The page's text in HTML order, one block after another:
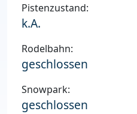
Pistenzustand:
k.A.
Rodelbahn:
geschlossen
Snowpark:
geschlossen